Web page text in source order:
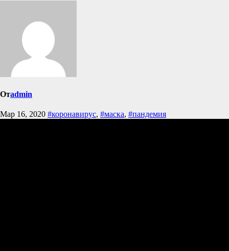
Отadmin
Мар 16, 2020 #коронавирус, #маска, #пандемия